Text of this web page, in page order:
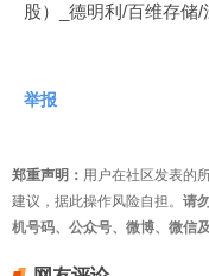
股）_德明利/百维存
举报
郑重声明： 用户在社区发表的
建议，据此操作风险自担。 请
机号码、公众号、微博、微信